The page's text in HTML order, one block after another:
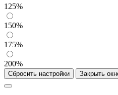
125%
150%
175%
200%
Сбросить настройки Закрыть